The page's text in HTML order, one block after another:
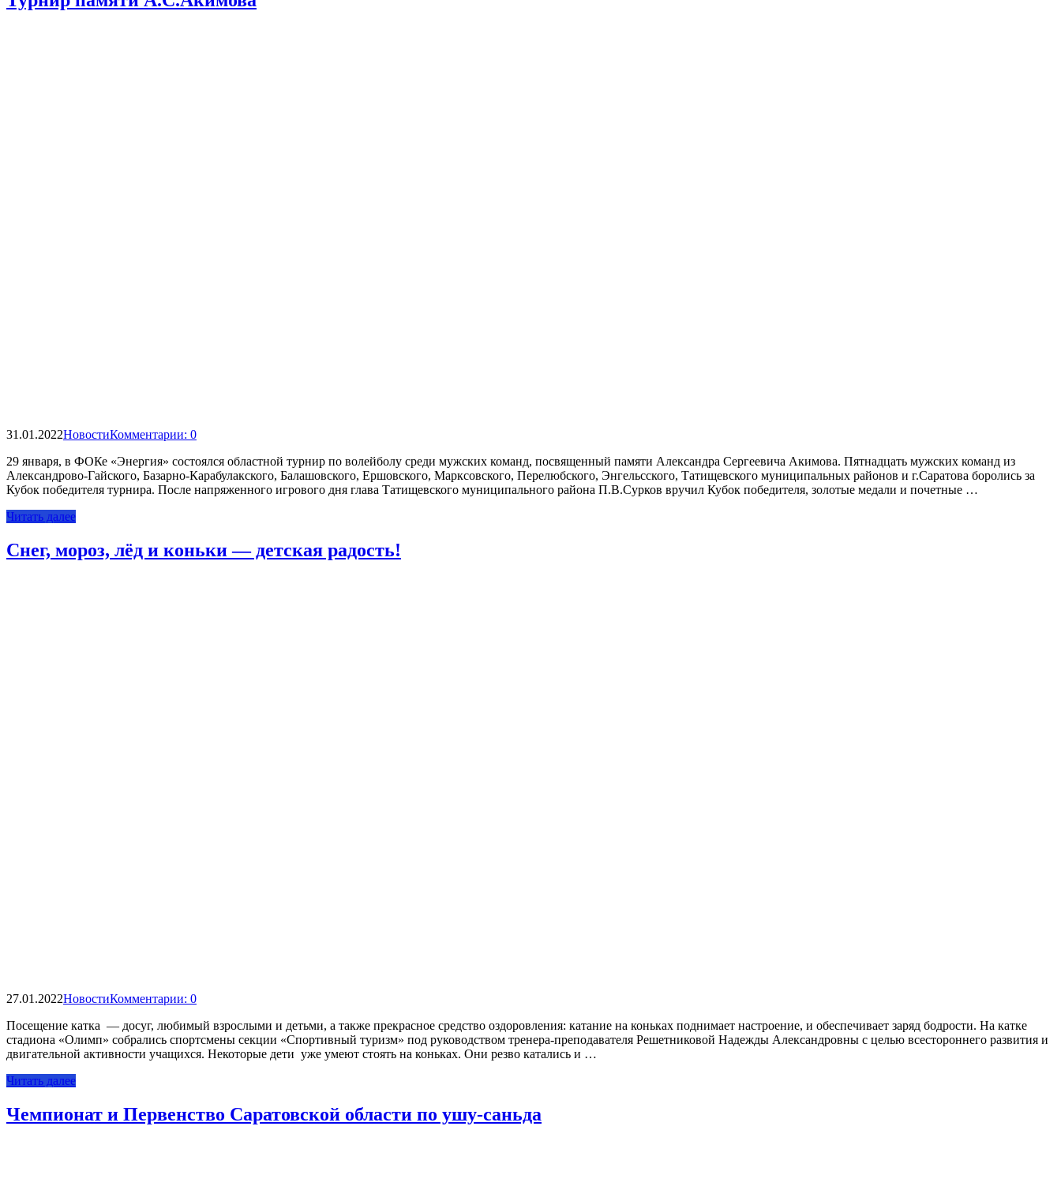
31.01.2022НовостиКомментарии: 0
29 января, в ФОКе «Энергия» состоялся областной турнир по волейболу среди мужских команд, посвященный памяти Александра Сергеевича Акимова. Пятнадцать мужских команд из
Александрово-Гайского, Базарно-Карабулакского, Балашовского, Ершовского, Марксовского, Перелюбского, Энгельсского, Татищевского муниципальных районов и г.Саратова боролись за
Кубок победителя турнира. После напряженного игрового дня глава Татищевского муниципального района П.В.Сурков вручил Кубок победителя, золотые медали и почетные …
Читать далее
Снег, мороз, лёд и коньки — детская радость!
27.01.2022НовостиКомментарии: 0
Посещение катка — досуг, любимый взрослыми и детьми, а также прекрасное средство оздоровления: катание на коньках поднимает настроение, и обеспечивает заряд бодрости. На катке
стадиона «Олимп» собрались спортсмены секции «Спортивный туризм» под руководством тренера-преподавателя Решетниковой Надежды Александровны с целью всестороннего развития и
двигательной активности учащихся. Некоторые дети уже умеют стоять на коньках. Они резво катались и …
Читать далее
Чемпионат и Первенство Саратовской области по ушу-саньда